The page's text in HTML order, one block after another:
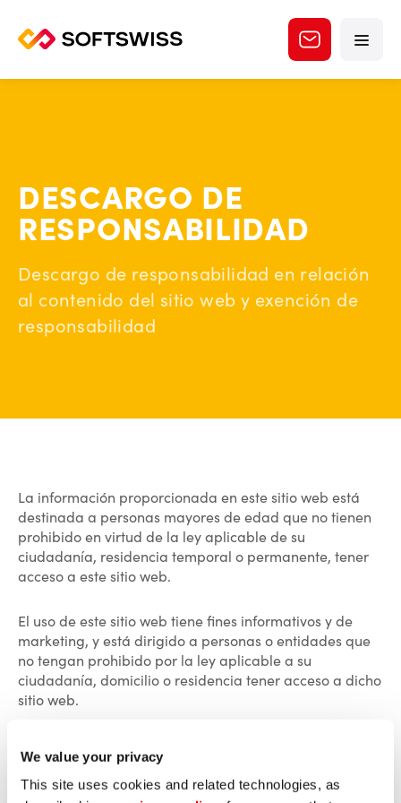
We value your privacy
This site uses cookies and related technologies, as
DESCARGO DE
RESPONSABILIDAD
Descargo de responsabilidad en relación
al contenido del sitio web y exención de
responsabilidad
La información proporcionada en este sitio web está
destinada a personas mayores de edad que no tienen
prohibido en virtud de la ley aplicable de su
ciudadanía, residencia temporal o permanente, tener
acceso a este sitio web.
El uso de este sitio web tiene fines informativos y de
marketing, y está dirigido a personas o entidades que
no tengan prohibido por la ley aplicable a su
ciudadanía, domicilio o residencia tener acceso a dicho
sitio web.
destinada a la distribución, el uso o el acceso por parte
de ninguna persona o entidad en ninguna jurisdicción o